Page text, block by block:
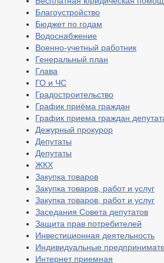
Благоустройство
Бюджет по годам
Водоснабжение
Военно-учетный работник
Генеральный план
Глава
ГО и ЧС
Градостроительство
График приёма граждан
График приема граждан
Дежурный прокурор
Депутаты
Депутаты
ЖКХ
Закупка товаров
Закупка товаров, работ и услуг
Закупка товаров, работ и услуг
Заседания Совета депутатов
Защита прав потребителей
Инвестиционная деятельность
Индивидуальные
Интернет приемная